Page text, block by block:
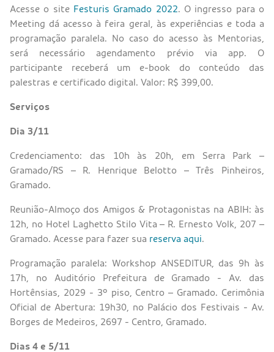
Acesse o site Festuris Gramado 2022. O ingresso para o
Meeting dá acesso à feira geral, às experiências e toda a
programação paralela. No caso do acesso às Mentorias,
será necessário agendamento prévio via app. O
participante receberá um e-book do conteúdo das
palestras e certificado digital. Valor: R$ 399,00.
Serviços
Dia 3/11
Credenciamento: das 10h às 20h, em Serra Park –
Gramado/RS – R. Henrique Belotto – Três Pinheiros,
Gramado.
Reunião-Almoço dos Amigos & Protagonistas na ABIH: às
12h, no Hotel Laghetto Stilo Vita – R. Ernesto Volk, 207 –
Gramado. Acesse para fazer sua reserva aqui.
Programação paralela: Workshop ANSEDITUR, das 9h às
17h, no Auditório Prefeitura de Gramado - Av. das
Hortênsias, 2029 - 3º piso, Centro – Gramado. Cerimônia
Oficial de Abertura: 19h30, no Palácio dos Festivais - Av.
Borges de Medeiros, 2697 - Centro, Gramado.
Dias 4 e 5/11